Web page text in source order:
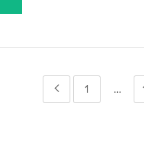
PaginaPagina
1 …